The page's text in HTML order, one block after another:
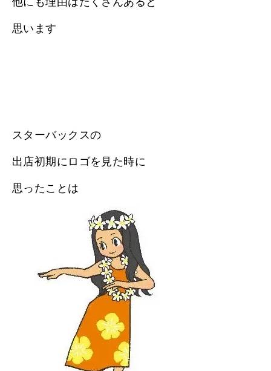
思います
スターバックスの
出店初期にロゴを見た時に
思ったことは